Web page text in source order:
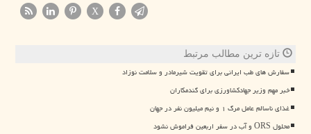
X
تازه ترین مطالب مرتبط
سفارش های طب ایرانی برای تقویت شیرمادر و سلامت نوزاد
خبر مهم وزیر جهادکشاورزی برای گندمکاران
غذای ناسالم عامل مرگ ۱ و نیم میلیون نفر در جهان
محلول ORS و آب در سفر اربعین فراموش نشود